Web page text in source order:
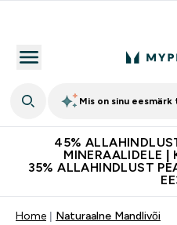
Mis on sinu eesmärk
45%
MINERAALIDELE |
35% ALLAHINDLUST
Home Naturaalne Mandlivõi